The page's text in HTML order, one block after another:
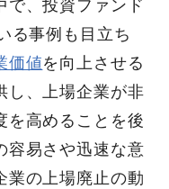
で、投資ファンド
る事例も目立ち
価値を向上させる
し、上場企業が非
を高めることを後
容易さや迅速な意
業の上場廃止の動